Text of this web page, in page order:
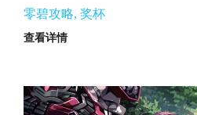
零碧攻略, 奖杯
查看详情